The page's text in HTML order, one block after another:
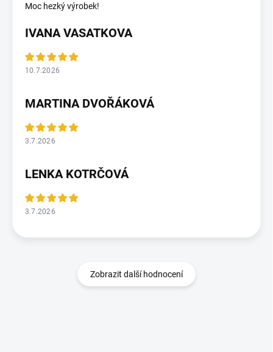
Moc hezký výrobek!
IVANA VASATKOVA
10.7.2026
MARTINA DVOŘÁKOVÁ
3.7.2026
LENKA KOTRČOVÁ
3.7.2026
Zobrazit další hodnocení